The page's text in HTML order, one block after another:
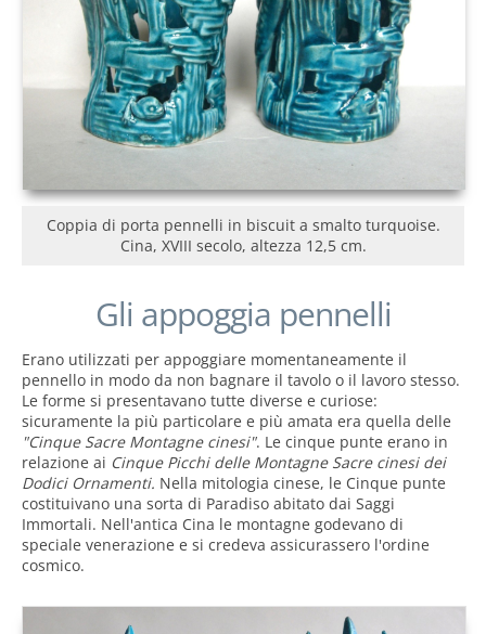
Coppia di porta pennelli in biscuit a smalto turquoise.
Cina, XVIII secolo, altezza 12,5 cm.
Gli appoggia pennelli
Erano utilizzati per appoggiare momentaneamente il
pennello in modo da non bagnare il tavolo o il lavoro stesso.
Le forme si presentavano tutte diverse e curiose:
sicuramente la più particolare e più amata era quella delle
"Cinque Sacre Montagne cinesi". Le cinque punte erano in
relazione ai Cinque Picchi delle Montagne Sacre cinesi dei
Dodici Ornamenti. Nella mitologia cinese, le Cinque punte
costituivano una sorta di Paradiso abitato dai Saggi
Immortali. Nell'antica Cina le montagne godevano di
speciale venerazione e si credeva assicurassero l'ordine
cosmico.